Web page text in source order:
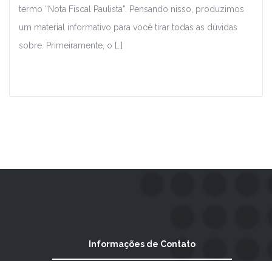
termo “Nota Fiscal Paulista”. Pensando nisso, produzimos
um material informativo para você tirar todas as dúvidas
sobre. Primeiramente, o […]
Informações de Contato